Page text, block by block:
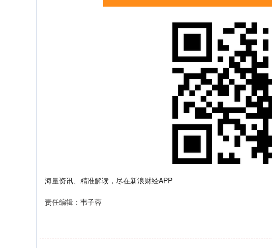
海量资讯、精准解读，尽在新浪财经APP
责任编辑：韦子蓉